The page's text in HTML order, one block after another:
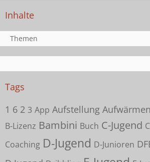
Inhalte
Themen
Tags
1 6 2 3 App Aufstellung Aufwärmen
B-Lizenz Bambini Buch C-Jugend
Coaching D-Jugend D-Junioren